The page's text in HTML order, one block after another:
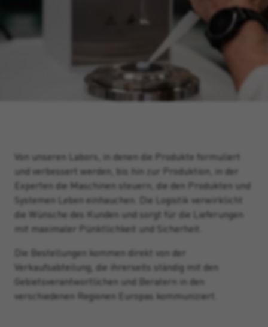
Von unseren Labors, in denen die Produkte formuliert
und verbessert werden, bis hin zur Produktion, in der
Experten die Maschinen steuern, die den Produkten und
Systemen Leben einhauchen. Die Logistik verwirklicht
die Wünsche des Kunden und sorgt für die Lieferungen
mit maximaler Pünktlichkeit und Sicherheit.
Die Bestellungen kommen direkt von der
Verkaufsabteilung, die ihrerseits ständig mit den
Gebietsverantwortlichen und Beratern in den
verschiedenen Regionen Europas kommuniziert.